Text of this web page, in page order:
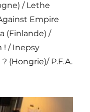
/ Lethe
Empire
(Finlande) /
! / Inepsy
(Hongrie)/ P.F.A.